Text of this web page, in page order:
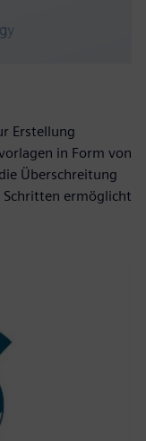
Erstellung
in Form von
Überschreitung
Schritten ermöglicht